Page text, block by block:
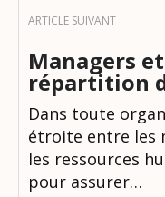
Managers
répartition
Dans toute
étroite entre les
les ressources
pour assurer…